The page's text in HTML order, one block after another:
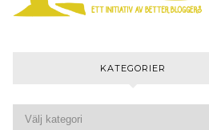
KATEGORIER